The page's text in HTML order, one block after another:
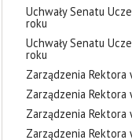
Uchwały Senatu
roku
Uchwały Senatu
roku
Zarządzenia Rektora
Zarządzenia Rektora
Zarządzenia Rektora
Zarządzenia Rektora